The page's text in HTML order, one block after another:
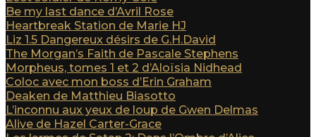
Be my last dance d’Avril Rose
Heartbreak Station de Marie HJ
Liz 1.5 Dangereux désirs de G.H.David
The Morgan’s Faith de Pascale Stephens
Morpheus, tomes 1 et 2 d’Aloïsia Nidhead
Coloc avec mon boss d’Erin Graham
Deaken de Matthieu Biasotto
L’inconnu aux yeux de loup de Gwen Delmas
Alive de Hazel Carter-Grace